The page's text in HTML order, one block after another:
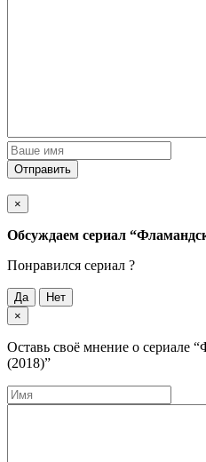
Отправить
×
Обсуждаем cериал
Понравился cериал ?
Да
Нет
×
Оставь своё мнение о cериале
(2018)”